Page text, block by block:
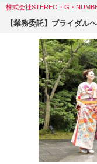
株式会社STEREO・G・
【業務委託】ブライダル